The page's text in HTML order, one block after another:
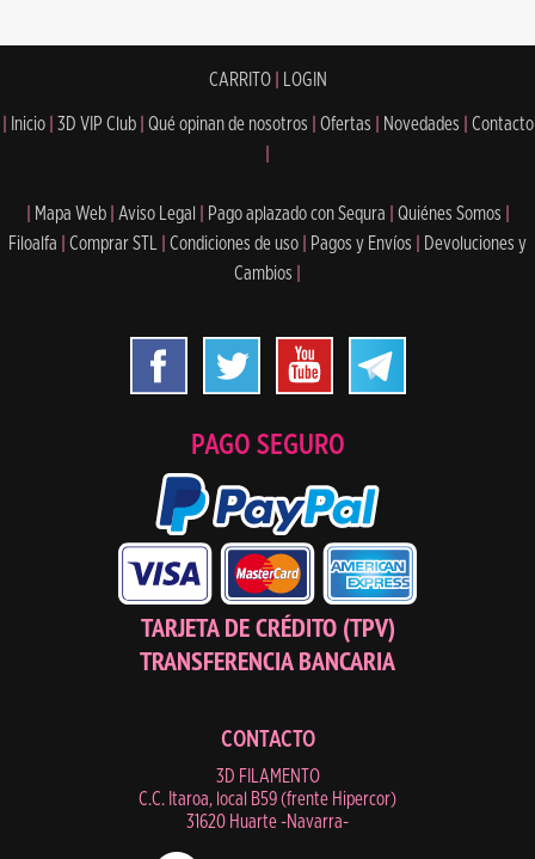
CARRITO| LOGIN
Inicio 3D VIP Club Qué opinan de nosotros Ofertas Novedades
Contacto
Mapa Web Aviso Legal Pago aplazado con Sequra Quiénes Somos
Filoalfa
Comprar STL Condiciones de uso Pagos y Envíos
Devoluciones y
Cambios
PAGO SEGURO
TARJETA DE CRÉDITO (TPV)
TRANSFERENCIA BANCARIA
CONTACTO
3D FILAMENTO
C.C. Itaroa, local B59 (frente Hipercor)
31620 Huarte -Navarra-